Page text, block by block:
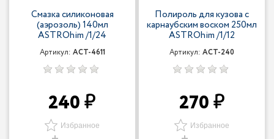
Смазка силиконовая
(аэрозоль) 140мл
ASTROhim /1/24
Артикул: ACT-4611
240
Избранное
Полироль для кузова с
карнаубским воском 250мл
ASTROhim /1/12
Артикул: ACT-240
270
Избранное